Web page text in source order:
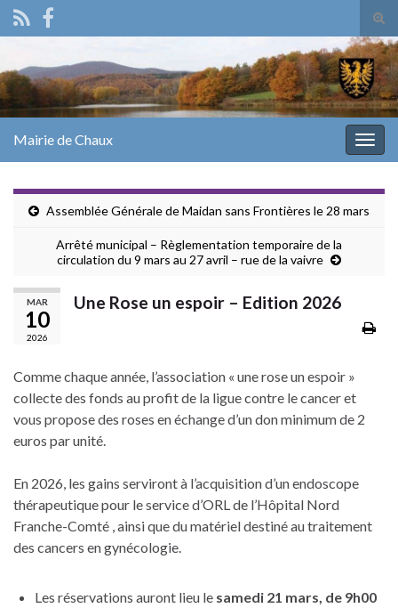
Mairie de Chaux
Assemblée Générale de Maidan sans Frontières le 28 mars
Arrêté municipal – Règlementation temporaire de la
circulation du 9 mars au 27 avril – rue de la vaivre
MAR
10
2026
Une Rose un espoir – Edition 2026
Comme chaque année, l’association « une rose un espoir »
collecte des fonds au profit de la ligue contre le cancer et
vous propose des roses en échange d’un don minimum de 2
euros par unité.
En 2026, les gains serviront à l’acquisition d’un endoscope
thérapeutique pour le service d’ORL de l’Hôpital Nord
Franche-Comté , ainsi que du matériel destiné au traitement
des cancers en gynécologie.
Les réservations auront lieu le samedi 21 mars, de 9h00